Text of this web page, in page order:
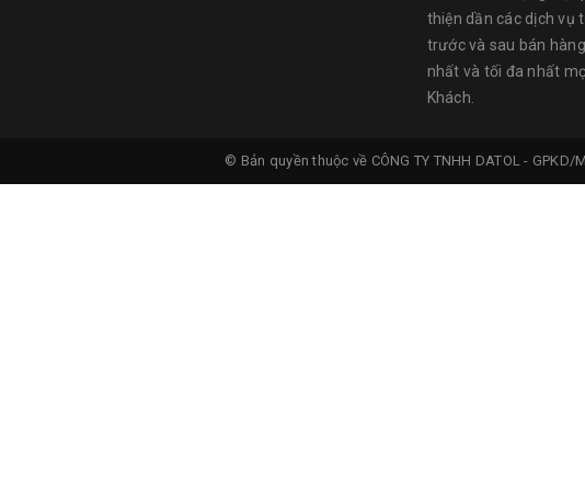
thiện dần các dịch vụ
trước và sau bán
nhất và tối đa nhất
Khách.
© Bản quyền thuộc về CÔNG TY TNHH DATOL - GPKD/